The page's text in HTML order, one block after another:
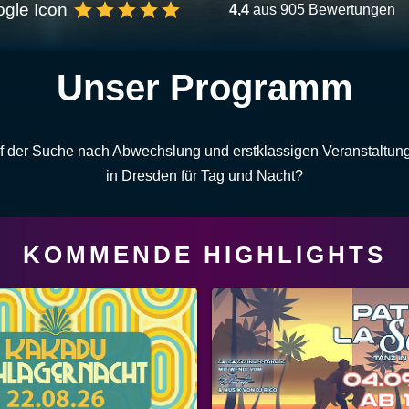
4,4aus 905 Bewertungen
Unser Programm
der Suche nach Abwechslung und erstklassigen
in Dresden für Tag und Nacht?
KOMMENDE HIGHLIGHTS